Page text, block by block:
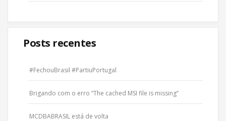
Posts recentes
#FechouBrasil #PartiuPortugal
Brigando com o erro “The cached MSI file is missing”
MCDBABRASIL está de volta